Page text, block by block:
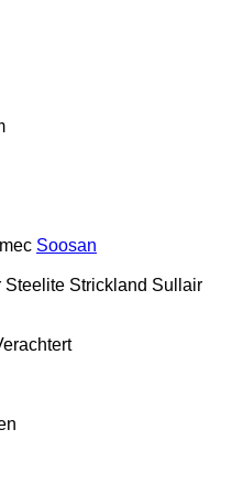
Soosan
Steelite Strickland Sullair